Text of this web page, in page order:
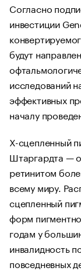
Согласно
инвестиции
будут
исследований
эффективных
началу
Х-сцепленный
Штаргардта —
ретинитом
всему миру.
сцепленный
форм
годам у
инвалидность
повседневных